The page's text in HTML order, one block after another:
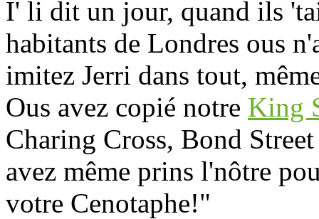
I' li dit un jour, quand ils
habitants de Londres ous
imitez Jerri dans tout,
Ous avez copié notre King
Charing Cross, Bond
avez même prins l'nôtre
votre Cenotaphe!"